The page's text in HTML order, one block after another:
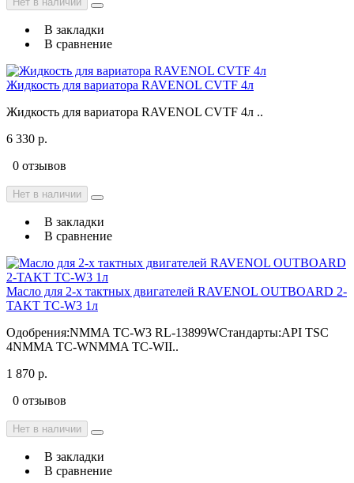
В закладки
В сравнение
Жидкость для вариатора RAVENOL CVTF 4л
Жидкость для вариатора RAVENOL CVTF 4л ..
6 330 р.
0 отзывов
Нет в наличии
В закладки
В сравнение
Масло для 2-х тактных двигателей RAVENOL OUTBOARD 2-
TAKT TC-W3 1л
Одобрения:NMMA TC-W3 RL-13899WСтандарты:API TSC
4NMMA TC-WNMMA TC-WII..
1 870 р.
0 отзывов
Нет в наличии
В закладки
В сравнение